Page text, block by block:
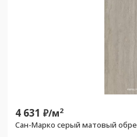
4 631 ₽/м2
Сан-Марко серый матовый